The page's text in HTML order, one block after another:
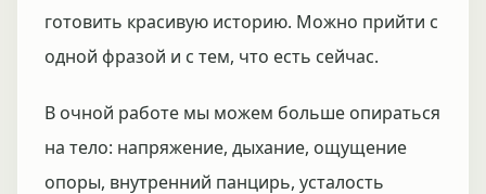
готовить красивую историю. Можно прийти с
одной фразой и с тем, что есть сейчас.
В очной работе мы можем больше опираться
на тело: напряжение, дыхание, ощущение
опоры, внутренний панцирь, усталость